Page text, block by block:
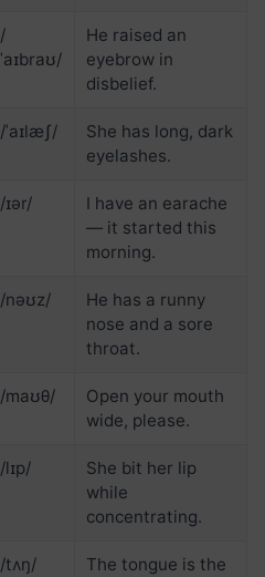
/
ˈaɪbraʊ/
He raised an
eyebrow in
disbelief.
/ˈaɪlæʃ/
She has long, dark
eyelashes.
/ɪər/
I have an earache
— it started this
morning.
/nəʊz/
He has a runny
nose and a sore
throat.
/maʊθ/
Open your mouth
wide, please.
/lɪp/
She bit her lip
while
concentrating.
/tʌŋ/
The tongue is the